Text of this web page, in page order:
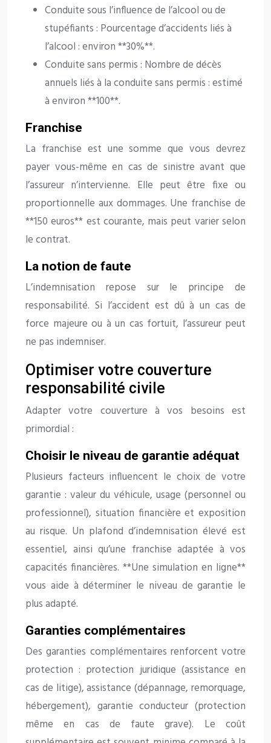
Conduite sous l’influence de l’alcool ou de
stupéfiants : Pourcentage d’accidents liés à
l’alcool : environ **30%**.
Conduite sans permis : Nombre de décès
annuels liés à la conduite sans permis : estimé
à environ **100**.
Franchise
La franchise est une somme que vous devrez
payer vous-même en cas de sinistre avant que
l’assureur n’intervienne. Elle peut être fixe ou
proportionnelle aux dommages. Une franchise de
**150 euros** est courante, mais peut varier selon
le contrat.
La notion de faute
L’indemnisation repose sur le principe de
responsabilité. Si l’accident est dû à un cas de
force majeure ou à un cas fortuit, l’assureur peut
ne pas indemniser.
Optimiser votre couverture
responsabilité civile
Adapter votre couverture à vos besoins est
primordial :
Choisir le niveau de garantie adéquat
Plusieurs facteurs influencent le choix de votre
garantie : valeur du véhicule, usage (personnel ou
professionnel), situation financière et exposition
au risque. Un plafond d’indemnisation élevé est
essentiel, ainsi qu’une franchise adaptée à vos
capacités financières. **Une simulation en ligne**
vous aide à déterminer le niveau de garantie le
plus adapté.
Garanties complémentaires
Des garanties complémentaires renforcent votre
protection : protection juridique (assistance en
cas de litige), assistance (dépannage, remorquage,
hébergement), garantie conducteur (protection
même en cas de faute grave). Le coût